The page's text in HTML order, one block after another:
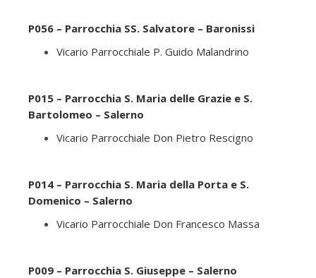
P056 – Parrocchia SS. Salvatore – Baronissi
Vicario Parrocchiale P. Guido Malandrino
P015 – Parrocchia S. Maria delle Grazie e S.
Bartolomeo – Salerno
Vicario Parrocchiale Don Pietro Rescigno
P014 – Parrocchia S. Maria della Porta e S.
Domenico – Salerno
Vicario Parrocchiale Don Francesco Massa
P009 – Parrocchia S. Giuseppe – Salerno